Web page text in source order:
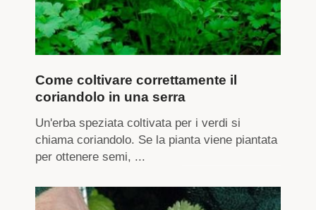
Come coltivare correttamente il
coriandolo in una serra
Un'erba speziata coltivata per i verdi si
chiama coriandolo. Se la pianta viene piantata
per ottenere semi, ...